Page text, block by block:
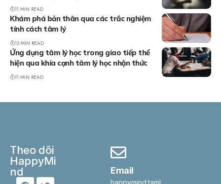
11 MIN READ
Khám phá bản thân qua các trắc nghiệm
tính cách tâm lý
13 MIN READ
Ứng dụng tâm lý học trong giao tiếp thể
hiện qua khía cạnh tâm lý học nhận thức
11 MIN READ
Theo dõi
HappyMi
nd
Email
happymind.taml